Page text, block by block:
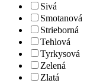
Sivá
Smotanová
Strieborná
Tehlová
Tyrkysová
Zelená
Zlatá